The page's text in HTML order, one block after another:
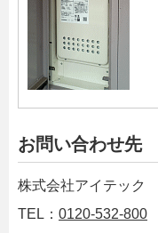
お問い合わせ先
株式会社アイテック
TEL： 0120-532-800